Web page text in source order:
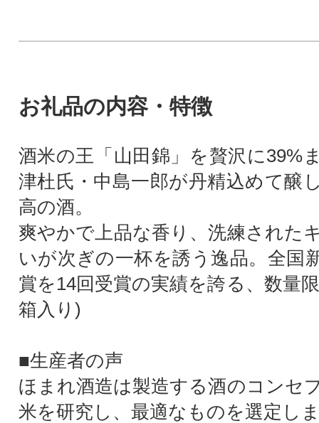
お礼品の内容・特徴
酒米の王「山田錦」を贅沢に39%
津杜氏・中島一郎が丹精込めて醸
高の酒。
爽やかで上品な香り、洗練された
いが次ぎの一杯を誘う逸品。全国
賞を14回受賞の実績を誇る、数量
箱入り)
■生産者の声
ほまれ酒造は製造する酒のコンセ
米を研究し、最適なものを選定し